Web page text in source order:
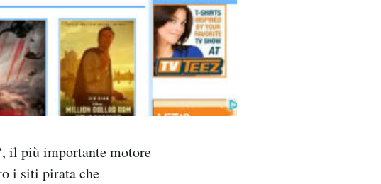
il più importante motore
i siti pirata che